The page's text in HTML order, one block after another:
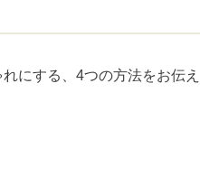
にする、4つの方法をお伝え